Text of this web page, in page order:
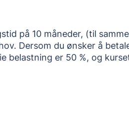
på 10 måneder, (til
Dersom du ønsker å
belastning er 50 %, og